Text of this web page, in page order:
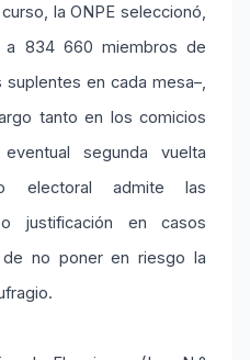
la ONPE seleccionó,
a 834 660 miembros de
en cada mesa–,
tanto en los comicios
segunda vuelta
electoral admite las
justificación en casos
no poner en riesgo la